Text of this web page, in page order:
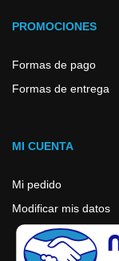
PROMOCIONES
Formas de pago
Formas de entrega
MI CUENTA
Mi pedido
Modificar mis datos